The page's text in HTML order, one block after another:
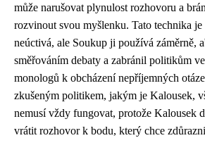
může narušovat plynulost rozhovoru a
rozvinout svou myšlenku. Tato technika
neúctivá, ale Soukup ji používá záměrně,
směřováním debaty a zabránil politikům
monologů k obcházení nepříjemných
zkušeným politikem, jakým je Kalousek,
nemusí vždy fungovat, protože Kalousek
vrátit rozhovor k bodu, který chce